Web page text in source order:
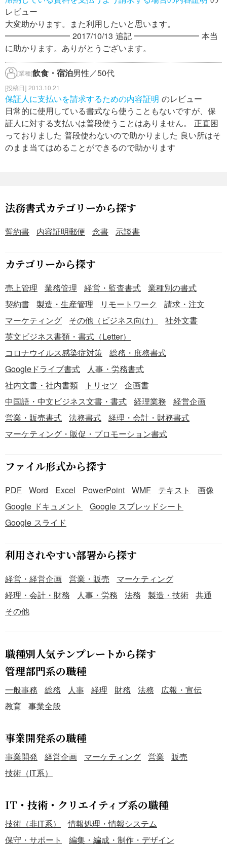
レビュー
大変助かります。また利用したいと思います。
━━━━━━━━ 2017/10/13 追記 ━━━━━━━━ 本当
に助かります。ありがとうございます。
[業種]飲食・宿泊男性／50代
2013.10.21
保証人に支払いを請求するための内容証明 のレビュー
日常的に使用している書式なら使うこともないですが、保
証人に対する支払いは普段使うことはありません。 正直困
っておりました 普段使わないので助かりました 良い所はそ
のまま当てはめることができるので助かります
法務書式カテゴリーから探す
誓約書 内容証明郵便 念書 示談書
カテゴリーから探す
売上管理 業務管理 経営・監査書式
業種別の書式
契約書
製造・生産管理 リモートワーク
請求・注文
マーケティング
その他（ビジネス向け）
社外文書
英文ビジネス書類・書式（Letter）
コロナウイルス感染症対策
総務・庶務書式
Googleドライブ書式
人事・労務書式
社内文書・社内書類
トリセツ
企画書
中国語・中文ビジネス文書・書式
経理業務
経営企画
営業・販売書式
法務書式
経理・会計・財務書式
マーケティング・販促・プロモーション書式
ファイル形式から探す
PDF Word Excel PowerPoint WMF テキスト
画像
Google ドキュメント
Google スプレッドシート
Google スライド
利用されやすい部署から探す
経営・経営企画 営業・販売
マーケティング
経理・会計・財務
人事・労務 法務 製造・技術
共通
その他
職種別人気テンプレートから探す
管理部門系の職種
一般事務 総務 人事 経理 財務 法務
広報・宣伝
教育
事業全般
事業開発系の職種
事業開発 経営企画 マーケティング 営業
販売
技術（IT系）
IT・技術・クリエイティブ系の職種
技術（非IT系）
情報処理・情報システム
保守・サポート
編集・編成・制作・デザイン